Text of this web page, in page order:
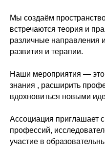
Мы создаём
встречаются теория и
различные направления
развития и терапии.
Наши мероприятия — это
знания , расширить
вдохновиться новыми
Ассоциация приглашает
профессий,
участие в